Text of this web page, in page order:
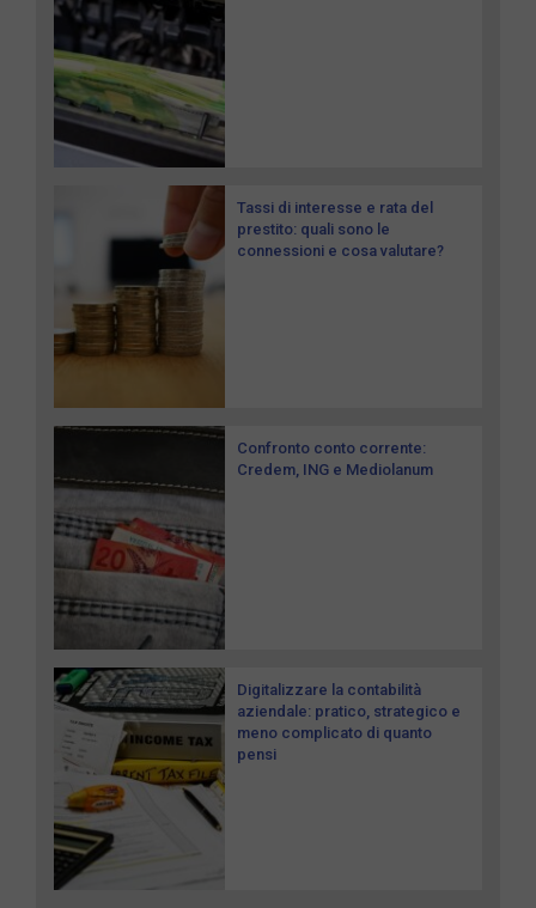
Tassi di interesse e rata del
prestito: quali sono le
connessioni e cosa valutare?
Confronto conto corrente:
Credem, ING e Mediolanum
Digitalizzare la contabilità
aziendale: pratico, strategico e
meno complicato di quanto
pensi